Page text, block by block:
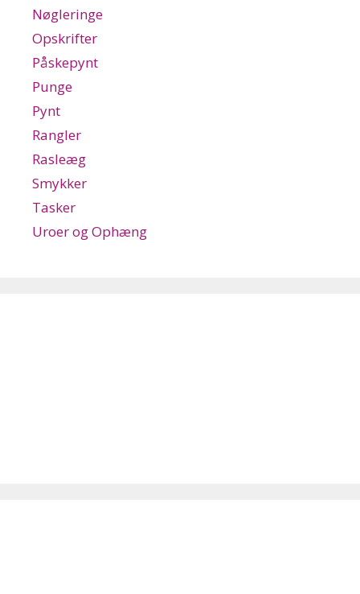
Nøgleringe
Opskrifter
Påskepynt
Punge
Pynt
Rangler
Rasleæg
Smykker
Tasker
Uroer og Ophæng